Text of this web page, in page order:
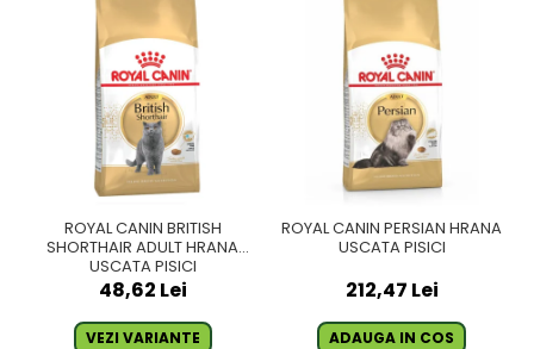
ROYAL CANIN BRITISH
SHORTHAIR ADULT HRANA
USCATA PISICI
48,62 Lei
VEZI VARIANTE
ROYAL CANIN PERSIAN HRANA
USCATA PISICI
212,47 Lei
ADAUGA IN COS